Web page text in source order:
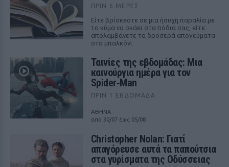
ΠΡΙΝ 6 ΜΈΡΕΣ
Είτε βρίσκεστε σε μια ήσυχη παραλία με
το κύμα να σκάει στα πόδια σας, είτε
απολαμβάνετε τα δροσερά απογεύματα
στο μπαλκόνι
Ταινίες της εβδομάδας: Μια
καινούργια ημέρα για τον
Spider‑Man
ΠΡΙΝ 1 ΕΒΔΟΜΆΔΑ
ΑΘΗΝΑ
από 30/07 έως 05/08
Christopher Nolan: Γιατί
απαγόρευσε αυτά τα παπούτσια
στα γυρίσματα της Οδύσσειας